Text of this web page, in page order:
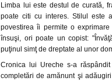
Limba lui este destul de curată,
poate citi cu interes. Stilul este
povestirea îi permite o
însuşi, ori poate un copist:
puţinul simţ de dreptate al unor
Cronica lui Ureche s-a
completări de amănunt şi